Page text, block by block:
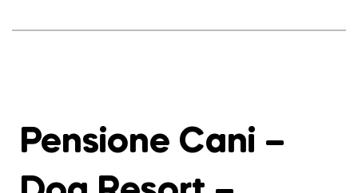
Pensione Cani –